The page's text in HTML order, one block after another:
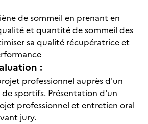
de sommeil en prenant en
et quantité de sommeil des
sa qualité récupératrice et
:
professionnel auprès d'un
sportifs. Présentation d'un
professionnel et entretien oral
jury.